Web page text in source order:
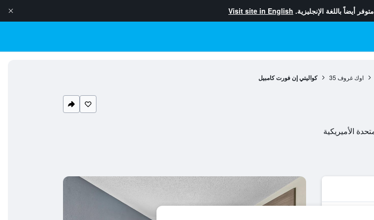
متوفر أيضاً باللغة الإنجليزية. Visit site in English
اوك غروف 35 كواليتي إن فورت كامبيل